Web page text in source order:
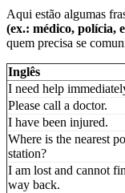
Aqui estão algumas
(ex.: médico, polícia,
quem precisa se
Inglês
I need help
Please call a doctor.
I have been injured.
Where is the nearest
station?
I am lost and cannot
way back.